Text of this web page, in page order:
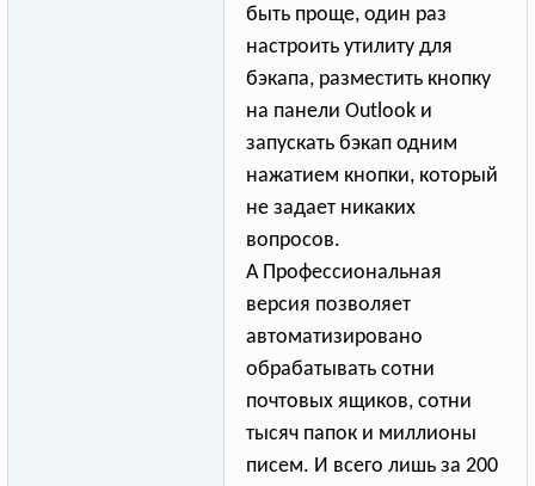
быть проще, один раз
настроить утилиту для
бэкапа, разместить кнопку
на панели Outlook и
запускать бэкап одним
нажатием кнопки, который
не задает никаких
вопросов.
А Профессиональна­я
версия позволяет
автоматизирован­о
обрабатывать сотни
почтовых ящиков, сотни
тысяч папок и миллионы
писем. И всего лишь за 200